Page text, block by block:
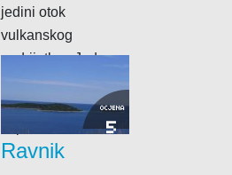
jedini otok
vulkanskog
podrijetla u Jadranu.
Smješten je 26
nautičkih milja
OCJENA
5
Ravnik